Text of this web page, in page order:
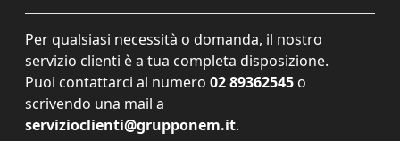
Per qualsiasi necessità o domanda, il nostro
servizio clienti è a tua completa disposizione.
Puoi contattarci al numero 02 89362545 o
scrivendo una mail a
servizioclienti@grupponem.it.